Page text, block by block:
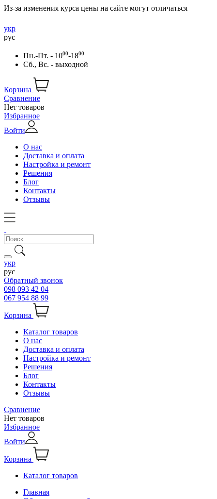
Из-за изменения курса цены на сайте могут отличаться
укр
рус
Пн.-Пт. - 1000-1800
Сб., Вс. - выходной
Корзина
Сравнение
Нет товаров
Избранное
Войти
О нас
Доставка и оплата
Настройка и ремонт
Решения
Блог
Контакты
Отзывы
укр
рус
Обратный звонок
098 093 42 04
067 954 88 99
Корзина
Каталог товаров
О нас
Доставка и оплата
Настройка и ремонт
Решения
Блог
Контакты
Отзывы
Сравнение
Нет товаров
Избранное
Войти
Корзина
Каталог товаров
Главная